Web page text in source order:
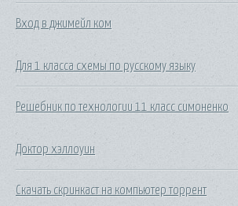
Вход в джимейл ком
Для 1 класса схемы по русскому языку
Решебник по технологии 11 класс симоненко
Доктор хэллоуин
Скачать скринкаст на компьютер торрент